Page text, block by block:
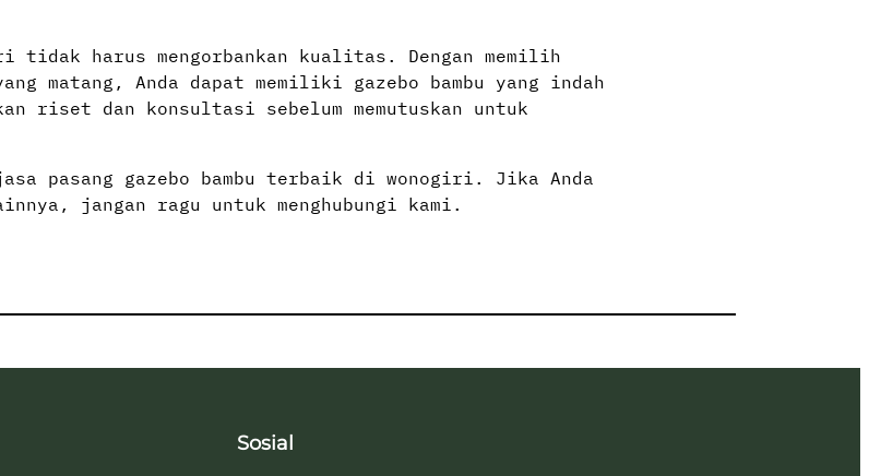
tidak harus mengorbankan kualitas. Dengan memilih
matang, Anda dapat memiliki gazebo bambu yang indah
riset dan konsultasi sebelum memutuskan untuk
jasa pasang gazebo bambu terbaik di wonogiri. Jika Anda
jangan ragu untuk menghubungi kami.
Sosial